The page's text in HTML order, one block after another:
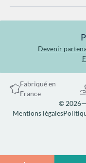
Devenir
Fabriqué en
France
©
Mentions légales